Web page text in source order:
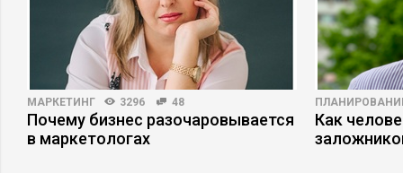
МАРКЕТИНГ 3296 48
Почему бизнес разочаровывается
в маркетологах
Как